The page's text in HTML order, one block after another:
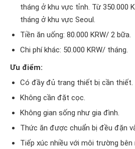
tháng ở khu vực tỉnh. Từ 350.000
tháng ở khu vực Seoul.
Tiền ăn uống: 80.000 KRW/ 2 bữa.
Chi phí khác: 50.000 KRW/ tháng.
Ưu điểm:
Có đầy đủ trang thiết bị cần thiết.
Không cần đặt cọc.
Không gian sống như gia đình.
Thức ăn được chuẩn bị đều đặn
Tiếp xúc nhiều với môi trường